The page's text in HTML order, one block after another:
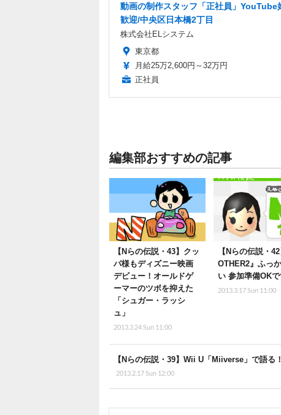
動画の制作スタッフ「正社員」YouTube
歓迎/中央区日本橋2丁目
株式会社ELシステム
東京都
月給25万2,600円～32万円
正社員
編集部おすすめの記事
【Nらの伝説・43】クッ
パ様もディズニー映画
デビュー！オールドゲ
ーマーのツボを抑えた
「シュガー・ラッシ
ュ」
2013.3.24 Sun 11:00
【Nらの伝説・
OTHER2』ふっ
い 参加準備OKで
2013.3.17 Sun 11:00
【Nらの伝説・39】Wii U「Miiverse」で語
2013.2.17 Sun 12:00